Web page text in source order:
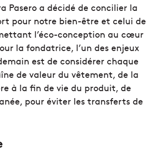
Pasero a décidé de concilier la
pour notre bien-être et celui de
l’éco-conception au cœur
la fondatrice, l’un des enjeux
est de considérer chaque
de valeur du vêtement, de la
à la fin de vie du produit, de
pour éviter les transferts de